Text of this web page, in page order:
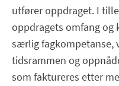
utfører oppdraget. I
oppdragets omfang
særlig fagkompetanse,
tidsrammen og
som faktureres etter